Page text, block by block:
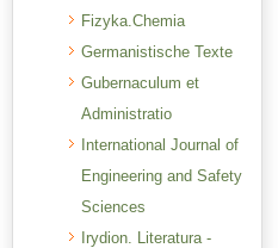
Fizyka.Chemia
Germanistische Texte
Gubernaculum et
Administratio
International Journal of
Engineering and Safety
Sciences
Irydion. Literatura -